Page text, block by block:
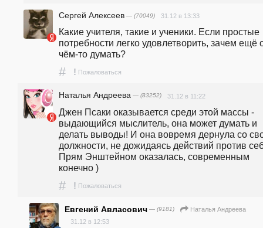
Сергей Алексеев — (70049) 31.12 в 13:33
Какие учителя, такие и ученики. Если простые
потребности легко удовлетворить, зачем ещё
чём-то думать?
# ! Пожаловаться
Наталья Андреева — (83252) 31.12 в 11:22
Джен Псаки оказывается среди этой массы -
выдающийся мыслитель, она может думать и
делать выводы! И она вовремя дернула со
должности, не дожидаясь действий против
Прям Энштейном оказалась, современным
конечно )
# ! Пожаловаться
Евгений Авласович — (9181)
Наталья Андреева
31.12 в 12:53